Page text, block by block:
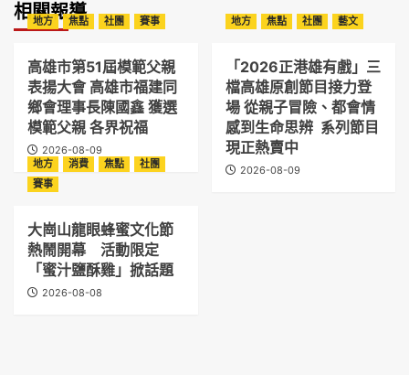
相關報導
地方 焦點 社團 賽事
高雄市第51屆模範父親
表揚大會 高雄市福建同
鄉會理事長陳國鑫 獲選
模範父親 各界祝福
2026-08-09
地方 焦點 社團 藝文
「2026正港雄有戲」三
檔高雄原創節目接力登
場 從親子冒險、都會情
感到生命思辨 系列節目
現正熱賣中
2026-08-09
地方 消費 焦點
社團
賽事
大崗山龍眼蜂蜜文化節
熱鬧開幕 活動限定
「蜜汁鹽酥雞」掀話題
2026-08-08